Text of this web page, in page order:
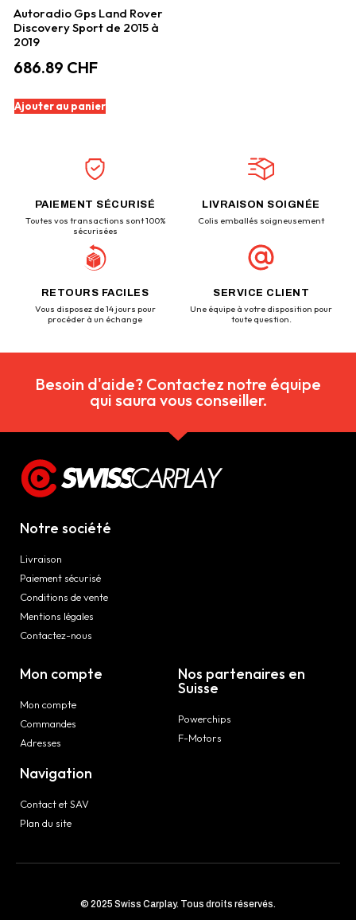
Autoradio Gps Land Rover
Discovery Sport de 2015 à
2019
686.89 CHF
Ajouter au panier
PAIEMENT SÉCURISÉ
Toutes vos transactions sont 100%
sécurisées
LIVRAISON SOIGNÉE
Colis emballés soigneusement
RETOURS FACILES
Vous disposez de 14 jours pour
procéder à un échange
SERVICE CLIENT
Une équipe à votre disposition pour
toute question.
Besoin d'aide? Contactez notre équipe
qui saura vous conseiller.
Notre société
Livraison
Paiement sécurisé
Conditions de vente
Mentions légales
Contactez-nous
Mon compte
Mon compte
Commandes
Adresses
Navigation
Contact et SAV
Plan du site
Nos partenaires en
Suisse
Powerchips
F-Motors
© 2025 Swiss Carplay. Tous droits réservés.